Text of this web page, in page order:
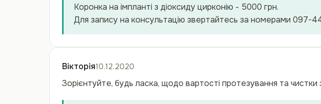
Коронка на імпланті з діоксиду цирконію - 5000 грн.
Для запису на консультацію звертайтесь за номерами
Вікторія10.12.2020
Зорієнтуйте, будь ласка, щодо вартості протезування та чистки